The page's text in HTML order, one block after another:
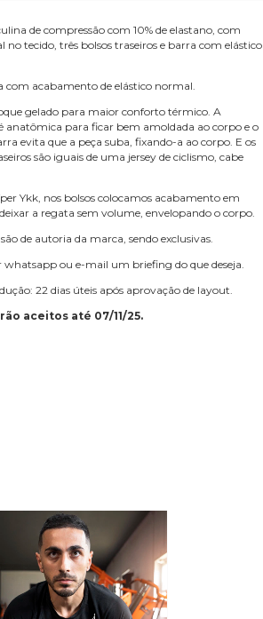
de compressão com 10% de elastano, com
no tecido, três bolsos traseiros e barra com elástico
com acabamento de elástico normal.
gelado para maior conforto térmico. A
anatômica para ficar bem amoldada ao corpo e o
evita que a peça suba, fixando-a ao corpo. E os
são iguais de uma jersey de ciclismo, cabe
Ykk, nos bolsos colocamos acabamento em
a regata sem volume, envelopando o corpo.
de autoria da marca, sendo exclusivas.
whatsapp ou e-mail um briefing do que deseja.
22 dias úteis após aprovação de layout.
aceitos até 07/11/25.